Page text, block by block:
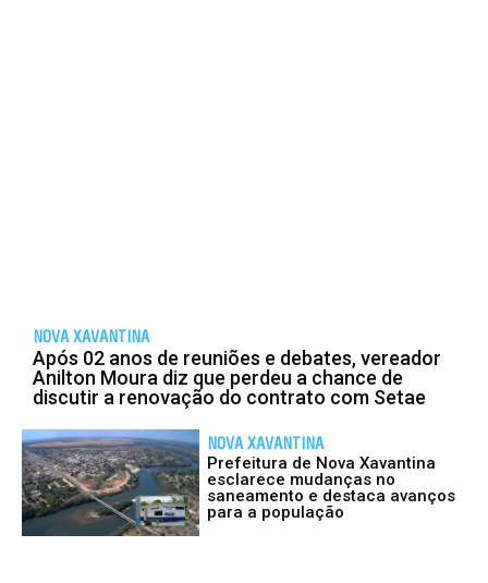
NOVA XAVANTINA
Após 02 anos de reuniões e debates, vereador
Anilton Moura diz que perdeu a chance de
discutir a renovação do contrato com Setae
NOVA XAVANTINA
Prefeitura de Nova Xavantina
esclarece mudanças no
saneamento e destaca avanços
para a população